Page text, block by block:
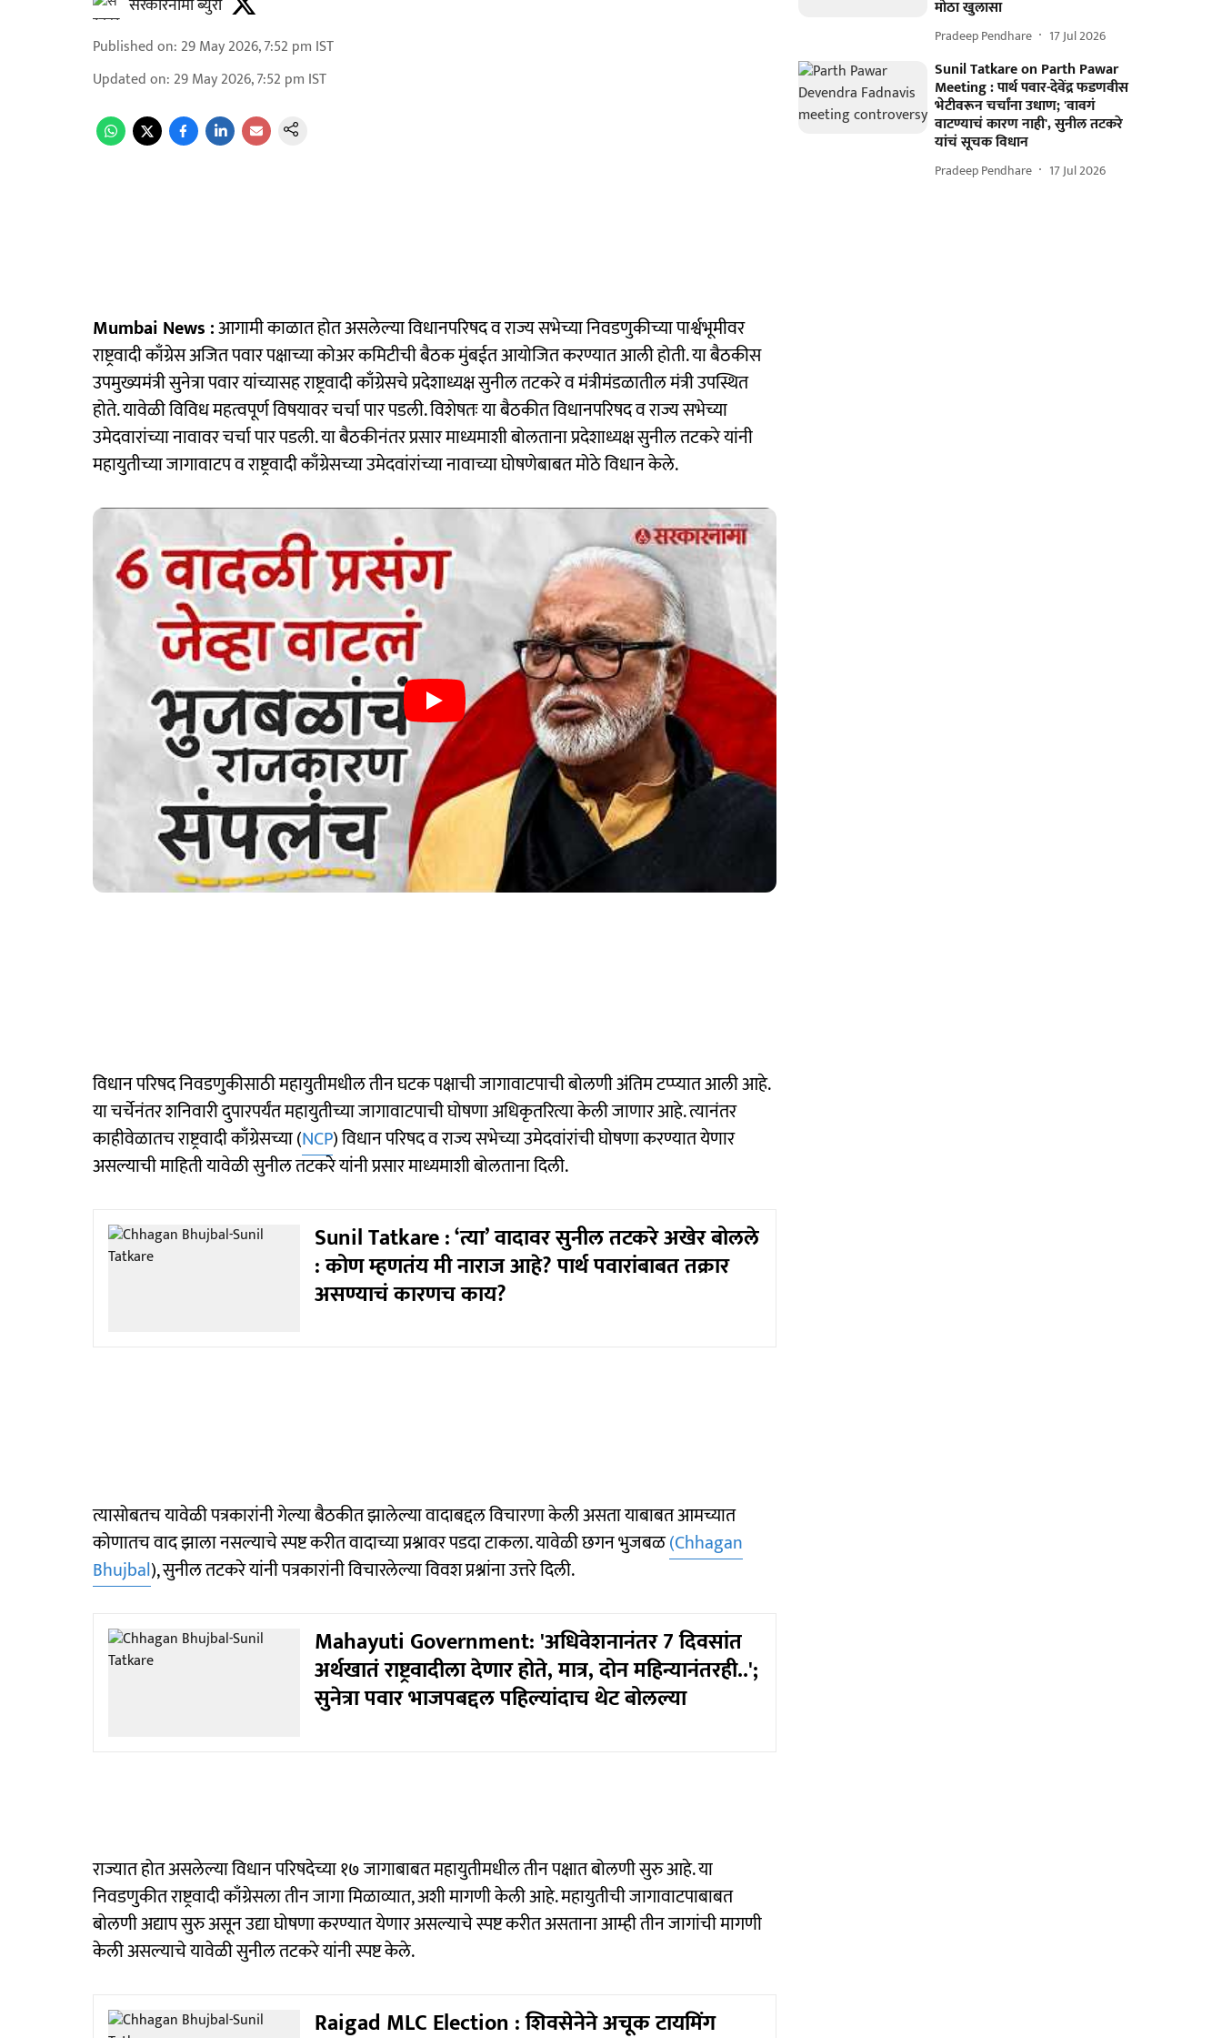
सरकारनामा ब्युरो
Published on: 29 May 2026, 7:52 pm IST
Updated on: 29 May 2026, 7:52 pm IST
Mumbai News :आगामी काळात होत असलेल्या विधानपरिषद व राज्य सभेच्या निवडणुकीच्या पार्श्वभूमीवर
राष्ट्रवादी काँग्रेस अजित पवार पक्षाच्या कोअर कमिटीची बैठक मुंबईत आयोजित करण्यात आली होती. या बैठकीस
उपमुख्यमंत्री सुनेत्रा पवार यांच्यासह राष्ट्रवादी काँग्रेसचे प्रदेशाध्यक्ष सुनील तटकरे व मंत्रीमंडळातील मंत्री उपस्थित
होते. यावेळी विविध महत्वपूर्ण विषयावर चर्चा पार पडली. विशेषतः या बैठकीत विधानपरिषद व राज्य सभेच्या
उमेदवारांच्या नावावर चर्चा पार पडली. या बैठकीनंतर प्रसार माध्यमाशी बोलताना प्रदेशाध्यक्ष सुनील तटकरे यांनी
महायुतीच्या जागावाटप व राष्ट्रवादी काँग्रेसच्या उमेदवांरांच्या नावाच्या घोषणेबाबत मोठे विधान केले.
विधान परिषद निवडणुकीसाठी महायुतीमधील तीन घटक पक्षाची जागावाटपाची बोलणी अंतिम टप्प्यात आली आहे.
या चर्चेनंतर शनिवारी दुपारपर्यंत महायुतीच्या जागावाटपाची घोषणा अधिकृतरित्या केली जाणार आहे. त्यानंतर
काहीवेळातच राष्ट्रवादी काँग्रेसच्या (NCP) विधान परिषद व राज्य सभेच्या उमेदवांरांची घोषणा करण्यात येणार
असल्याची माहिती यावेळी सुनील तटकरे यांनी प्रसार माध्यमाशी बोलताना दिली.
Sunil Tatkare : ‘त्या’ वादावर सुनील तटकरे अखेर बोलले
: कोण म्हणतंय मी नाराज आहे? पार्थ पवारांबाबत तक्रार
असण्याचं कारणच काय?
त्यासोबतच यावेळी पत्रकारांनी गेल्या बैठकीत झालेल्या वादाबद्दल विचारणा केली असता याबाबत आमच्यात
कोणातच वाद झाला नसल्याचे स्पष्ट करीत वादाच्या प्रश्नावर पडदा टाकला. यावेळी छगन भुजबळ(Chhagan
Bhujbal), सुनील तटकरे यांनी पत्रकारांनी विचारलेल्या विवश प्रश्नांना उत्तरे दिली.
Mahayuti Government: 'अधिवेशनानंतर 7 दिवसांत
अर्थखातं राष्ट्रवादीला देणार होते, मात्र, दोन महिन्यानंतरही..';
सुनेत्रा पवार भाजपबद्दल पहिल्यांदाच थेट बोलल्या
राज्यात होत असलेल्या विधान परिषदेच्या १७ जागाबाबत महायुतीमधील तीन पक्षात बोलणी सुरु आहे. या
निवडणुकीत राष्ट्रवादी काँग्रेसला तीन जागा मिळाव्यात, अशी मागणी केली आहे. महायुतीची जागावाटपाबाबत
बोलणी अद्याप सुरु असून उद्या घोषणा करण्यात येणार असल्याचे स्पष्ट करीत असताना आम्ही तीन जागांची मागणी
केली असल्याचे यावेळी सुनील तटकरे यांनी स्पष्ट केले.
Raigad MLC Election : शिवसेनेने अचूक टायमिंग
मोठा खुलासा
Pradeep Pendhare 17 Jul 2026
Sunil Tatkare on Parth Pawar
Meeting : पार्थ पवार-देवेंद्र फडणवीस
भेटीवरून चर्चांना उधाण; 'वावगं
वाटण्याचं कारण नाही', सुनील तटकरे
यांचं सूचक विधान
Pradeep Pendhare 17 Jul 2026